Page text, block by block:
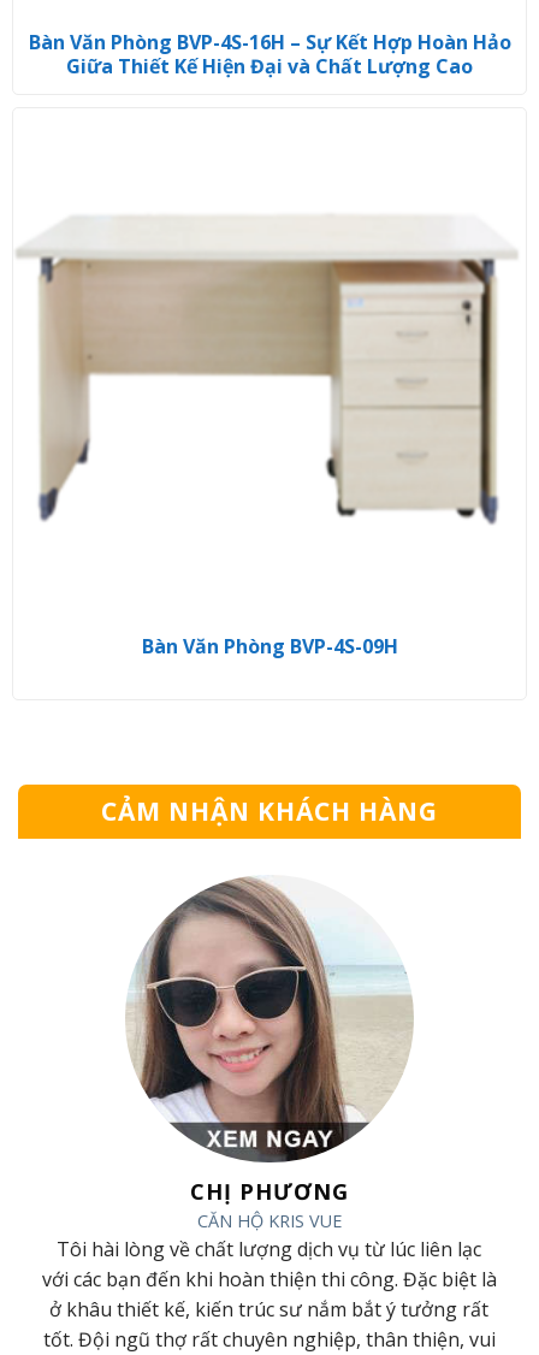
Bàn Văn Phòng BVP-4S-16H – Sự Kết Hợp Hoàn Hảo
Giữa Thiết Kế Hiện Đại và Chất Lượng Cao
Bàn Văn Phòng BVP-4S-09H
CẢM NHẬN KHÁCH HÀNG
CHỊ PHƯƠNG
CĂN HỘ KRIS VUE
Tôi hài lòng về chất lượng dịch vụ từ lúc liên lạc
với các bạn đến khi hoàn thiện thi công. Đặc biệt là
ở khâu thiết kế, kiến trúc sư nắm bắt ý tưởng rất
tốt. Đội ngũ thợ rất chuyên nghiệp, thân thiện, vui